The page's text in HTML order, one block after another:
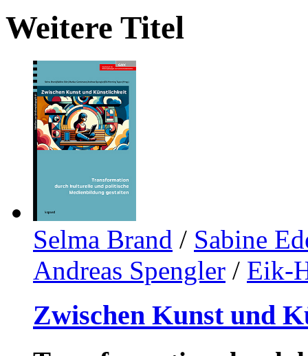
Weitere Titel
Selma Brand / Sabine
Andreas Spengler / Eik-
Zwischen Kunst und